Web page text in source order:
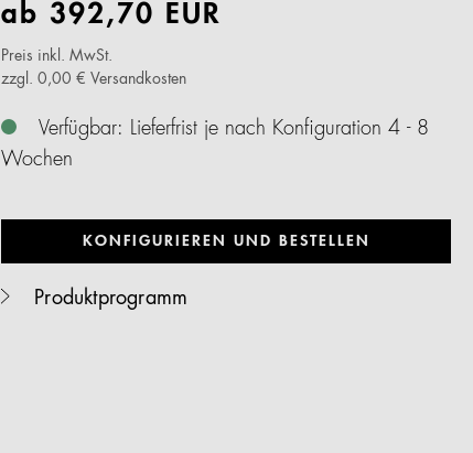
ab 392,70 EUR
Preis inkl. MwSt.
zzgl. 0,00 € Versandkosten
Verfügbar: Lieferfrist je nach Konfiguration 4 - 8
Wochen
KONFIGURIEREN UND BESTELLEN
Produktprogramm